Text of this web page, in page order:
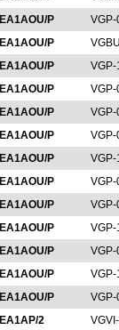
EA1AOU/P
EA1AOU/P
EA1AOU/P
VGP-
EA1AOU/P
EA1AOU/P
EA1AOU/P
EA1AOU/P
EA1AOU/P
EA1AOU/P
EA1AOU/P
EA1AOU/P
EA1AOU/P
EA1AOU/P
EA1AP/2